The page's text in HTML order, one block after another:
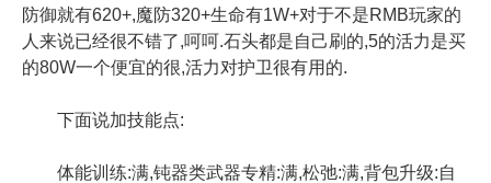
防御就有620+,魔防320+生命有1W+对于不是RMB玩家的
人来说已经很不错了,呵呵.石头都是自己刷的,5的活力是买
的80W一个便宜的很,活力对护卫很有用的.
下面说加技能点:
体能训练:满,钝器类武器专精:满,松弛:满,背包升级:自